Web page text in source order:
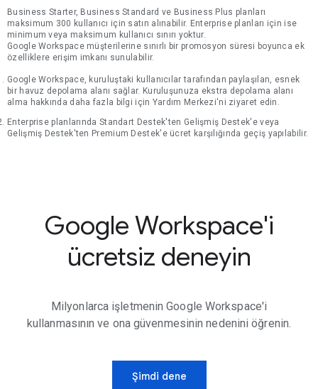
Business Starter, Business Standard ve Business Plus planları
maksimum 300 kullanıcı için satın alınabilir. Enterprise planları için ise
minimum veya maksimum kullanıcı sınırı yoktur.
Google Workspace müşterilerine sınırlı bir promosyon süresi boyunca ek
özelliklere erişim imkanı sunulabilir.
Google Workspace, kuruluştaki kullanıcılar tarafından paylaşılan, esnek
bir havuz depolama alanı sağlar. Kuruluşunuza ekstra depolama alanı
alma hakkında daha fazla bilgi için Yardım Merkezi'ni ziyaret edin.
Enterprise planlarında Standart Destek'ten Gelişmiş Destek'e veya
Gelişmiş Destek'ten Premium Destek'e ücret karşılığında geçiş yapılabilir.
Google Workspace'i
ücretsiz deneyin
Milyonlarca işletmenin Google Workspace'i
kullanmasının ve ona güvenmesinin nedenini öğrenin.
Şimdi dene